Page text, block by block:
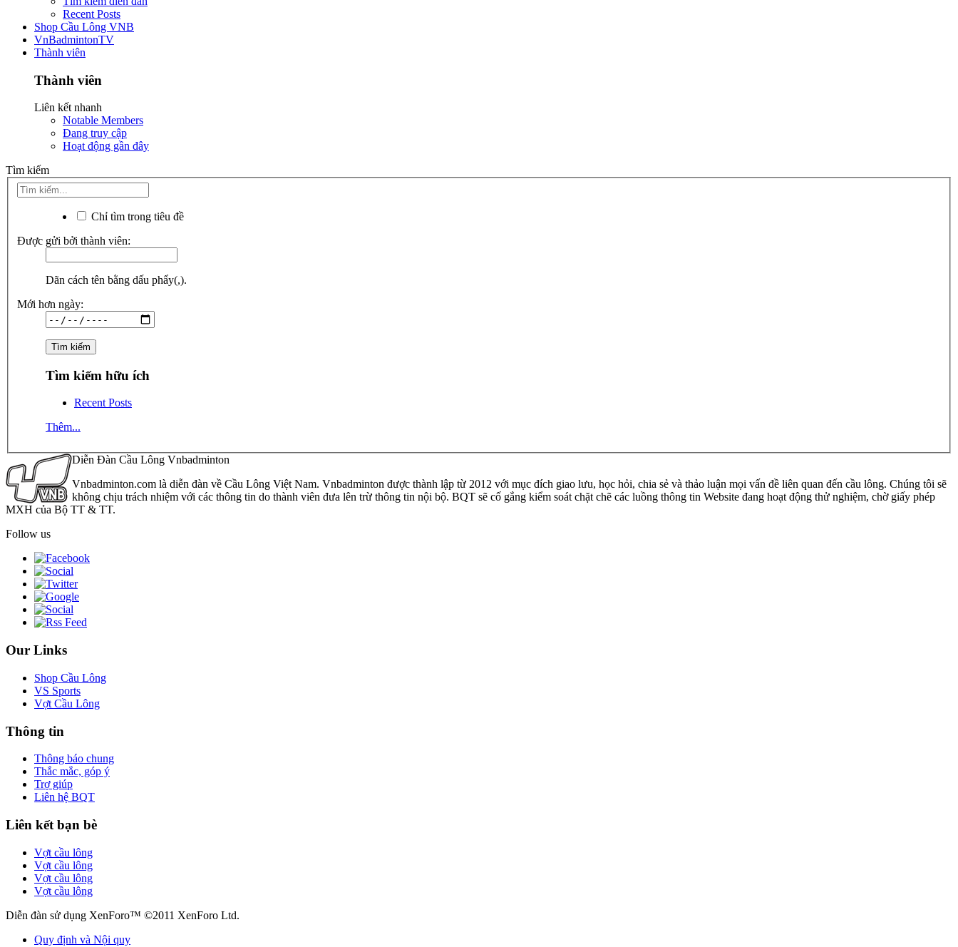
Recent Posts
Shop Cầu Lông VNB
VnBadmintonTV
Thành viên
Thành viên
Liên kết nhanh
Notable Members
Đang truy cập
Hoạt động gần đây
Tìm kiếm
Chỉ tìm trong tiêu đề
Được gửi bởi thành viên:
Dãn cách tên bằng dấu phẩy(,).
Mới hơn ngày:
Tìm kiếm hữu ích
Recent Posts
Thêm...
Diễn Đàn Cầu Lông Vnbadminton
Vnbadminton.com là diễn đàn về Cầu Lông Việt Nam. Vnbadminton được thành lập từ 2012 với mục đích giao lưu, học hỏi, chia sẻ và thảo luận mọi vấn đề liên quan đến cầu lông. Chúng tôi sẽ
không chịu trách nhiệm với các thông tin do thành viên đưa lên trừ thông tin nội bộ. BQT sẽ cố gắng kiểm soát chặt chẽ các luồng thông tin Website đang hoạt động thử nghiệm, chờ giấy phép
MXH của Bộ TT & TT.
Follow us
Our Links
Shop Cầu Lông
VS Sports
Vợt Cầu Lông
Thông tin
Thông báo chung
Thắc mắc, góp ý
Trợ giúp
Liên hệ BQT
Liên kết bạn bè
Vợt cầu lông
Vợt cầu lông
Vợt cầu lông
Vợt cầu lông
Diễn đàn sử dụng XenForo™ ©2011 XenForo Ltd.
Quy định và Nội quy